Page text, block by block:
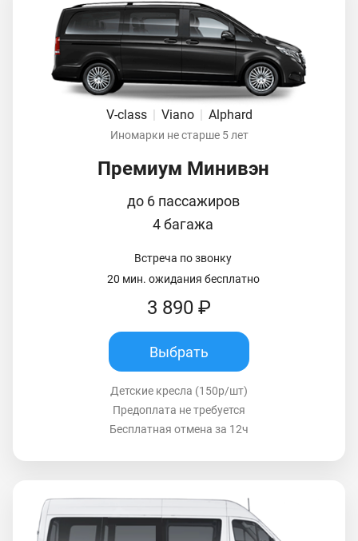
V-class Viano Alphard
Иномарки не старше 5 лет
Премиум Минивэн
до 6 пассажиров
4 багажа
Встреча по звонку
20 мин. ожидания бесплатно
3 890 ₽
Выбрать
Детские кресла (150р/шт)
Предоплата не требуется
Бесплатная отмена за 12ч